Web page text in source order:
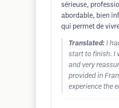
sérieuse,
abordable, bien
qui permet de
Translated: I
start to finish. I
and very
provided in
experience the